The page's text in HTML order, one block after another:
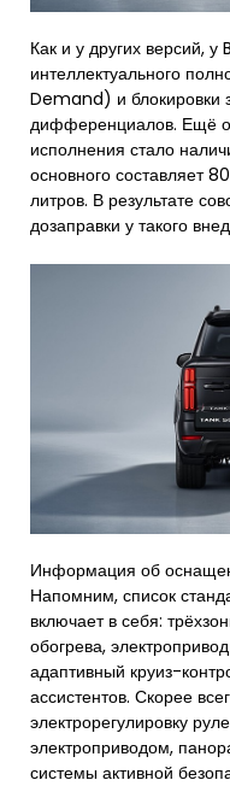
Как и у других версий,
интеллектуального
Demand) и блокировки
дифференциалов. Ещё
исполнения стало
основного составляет
литров. В результате
дозаправки у такого
Информация об
Напомним, список
включает в себя:
обогрева,
адаптивный круиз-
ассистентов. Скорее
электрорегулировку
электроприводом,
системы активной